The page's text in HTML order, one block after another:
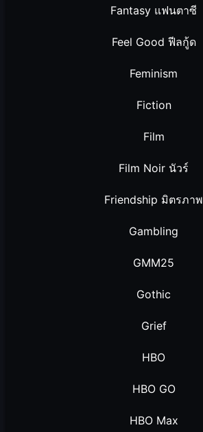
Fantasy แฟนตาซี
Feel Good ฟีลกู้ด
Feminism
Fiction
Film
Film Noir นัวร์
Friendship มิตรภาพ
Gambling
GMM25
Gothic
Grief
HBO
HBO GO
HBO Max